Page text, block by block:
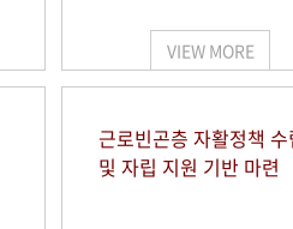
VIEW MORE
근로빈곤층 자활정책 수
및 자립 지원 기반 마련